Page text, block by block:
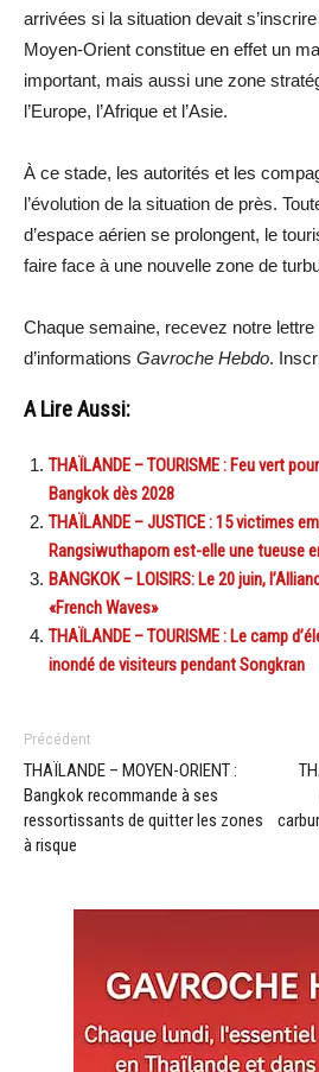
arrivées si la situation devait
Moyen-Orient constitue en effet un
important, mais aussi une zone
l’Europe, l’Afrique et l’Asie.
À ce stade, les autorités et les
l’évolution de la situation de près.
d’espace aérien se prolongent, le
faire face à une nouvelle zone de
Chaque semaine, recevez notre lettre
d’informations Gavroche Hebdo.
A Lire Aussi:
THAÏLANDE – TOURISME : Feu vert
Bangkok dès 2028
THAÏLANDE – JUSTICE : 15 victimes
Rangsiwuthaporn est-elle une tueuse
BANGKOK – LOISIRS: Le 20 juin,
«French Waves»
THAÏLANDE – TOURISME : Le camp
inondé de visiteurs pendant Songkran
Précédent
THAÏLANDE – MOYEN-ORIENT :
Bangkok recommande à ses
ressortissants de quitter les zones
à risque